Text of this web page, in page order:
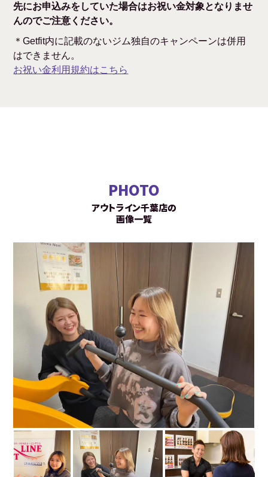
先にお申込みをしていた場合はお祝い金対象となりませ
んのでご注意ください。
＊Getfit内に記載のないジム独自のキャンペーンは併用
はできません。
お祝い金利用規約はこちら
PHOTO
アウトライン千葉店の
画像一覧